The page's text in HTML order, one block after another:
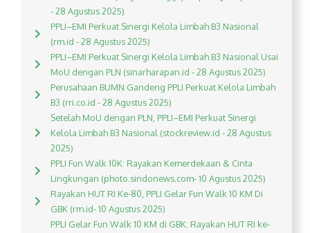
- 28 Agustus 2025)
PPLI–EMI Perkuat Sinergi Kelola Limbah B3 Nasional
(rm.id - 28 Agustus 2025)
PPLI–EMI Perkuat Sinergi Kelola Limbah B3 Nasional Usai
MoU dengan PLN (sinarharapan.id - 28 Agustus 2025)
Perusahaan BUMN Gandeng PPLI Perkuat Kelola Limbah
B3 (rri.co.id - 28 Agustus 2025)
Setelah MoU dengan PLN, PPLI–EMI Perkuat Sinergi
Kelola Limbah B3 Nasional (stockreview.id - 28 Agustus
2025)
PPLI Fun Walk 10K: Rayakan Kemerdekaan & Cinta
Lingkungan (photo.sindonews.com- 10 Agustus 2025)
Rayakan HUT RI Ke-80, PPLI Gelar Fun Walk 10 KM Di
GBK (rm.id- 10 Agustus 2025)
PPLI Gelar Fun Walk 10 KM di GBK: Rayakan HUT RI ke-